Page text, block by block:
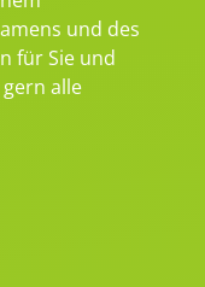
und des
für Sie und
alle